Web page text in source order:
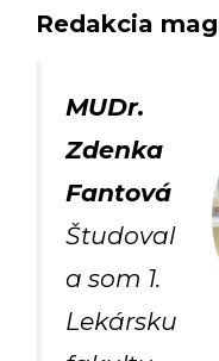
Redakcia
MUDr.
Zdenka
Fantová
Študoval
a som 1.
Lekársku